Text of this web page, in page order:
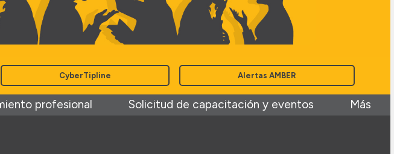
CyberTipline Alertas AMBER
profesional Solicitud de capacitación y eventos Más